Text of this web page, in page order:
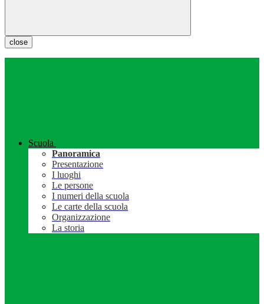
close
Scuola
Panoramica
Presentazione
I luoghi
Le persone
I numeri della scuola
Le carte della scuola
Organizzazione
La storia